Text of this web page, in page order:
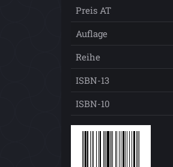
Preis AT
Auflage
Reihe
ISBN-13
ISBN-10